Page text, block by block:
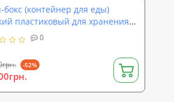
бокс (контейнер для еды)
пластиковый для хранения
Stenson (R87754)
0
-52%